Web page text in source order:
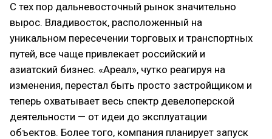
С тех пор дальневосточный рынок значительно
вырос. Владивосток, расположенный на
уникальном пересечении торговых и транспортных
путей, все чаще привлекает российский и
азиатский бизнес. «Ареал», чутко реагируя на
изменения, перестал быть просто застройщиком и
теперь охватывает весь спектр девелоперской
деятельности — от идеи до эксплуатации
объектов. Более того, компания планирует запуск